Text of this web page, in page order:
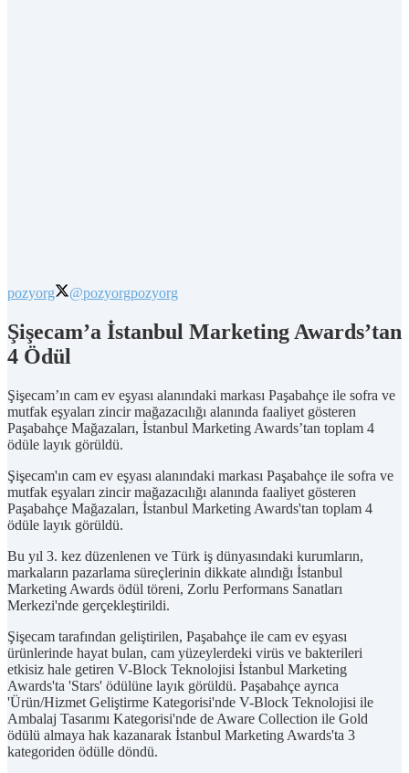
pozyorg @pozyorgpozyorg
Şişecam’a İstanbul Marketing Awards’tan
4 Ödül
Şişecam’ın cam ev eşyası alanındaki markası Paşabahçe ile sofra ve
mutfak eşyaları zincir mağazacılığı alanında faaliyet gösteren
Paşabahçe Mağazaları, İstanbul Marketing Awards’tan toplam 4
ödüle layık görüldü.
Şişecam'ın cam ev eşyası alanındaki markası Paşabahçe ile sofra ve
mutfak eşyaları zincir mağazacılığı alanında faaliyet gösteren
Paşabahçe Mağazaları, İstanbul Marketing Awards'tan toplam 4
ödüle layık görüldü.
Bu yıl 3. kez düzenlenen ve Türk iş dünyasındaki kurumların,
markaların pazarlama süreçlerinin dikkate alındığı İstanbul
Marketing Awards ödül töreni, Zorlu Performans Sanatları
Merkezi'nde gerçekleştirildi.
Şişecam tarafından geliştirilen, Paşabahçe ile cam ev eşyası
ürünlerinde hayat bulan, cam yüzeylerdeki virüs ve bakterileri
etkisiz hale getiren V-Block Teknolojisi İstanbul Marketing
Awards'ta 'Stars' ödülüne layık görüldü. Paşabahçe ayrıca
'Ürün/Hizmet Geliştirme Kategorisi'nde V-Block Teknolojisi ile
Ambalaj Tasarımı Kategorisi'nde de Aware Collection ile Gold
ödülü almaya hak kazanarak İstanbul Marketing Awards'ta 3
kategoriden ödülle döndü.